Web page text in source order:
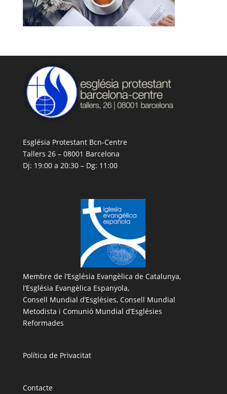
Església Protestant Bcn-Centre
Tallers 26 – 08001 Barcelona
Dj: 19:00 a 20:30 – Dg: 11:00
Membre de l’Església Evangèlica de Catalunya,
l’Església Evangèlica Espanyola,
Consell Mundial d’Esglésies, Consell Mundial
Metodista i Comunió Mundial d’Esglésies
Reformades
Política de Privacitat
Contacte